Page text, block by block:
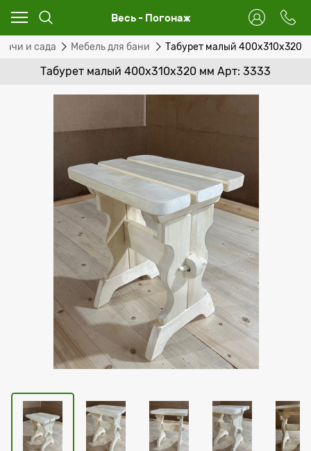
Весь - Погонаж
и сада Мебель для бани Табурет малый 400х310х320
Табурет малый 400х310х320 мм Арт: 3333